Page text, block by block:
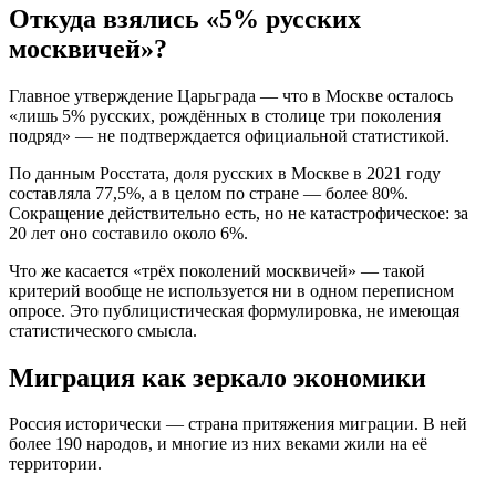
Откуда взялись «5% русских
москвичей»?
Главное утверждение Царьграда — что в Москве осталось
«лишь 5% русских, рождённых в столице три поколения
подряд» — не подтверждается официальной статистикой.
По данным Росстата, доля русских в Москве в 2021 году
составляла 77,5%, а в целом по стране — более 80%.
Сокращение действительно есть, но не катастрофическое: за
20 лет оно составило около 6%.
Что же касается «трёх поколений москвичей» — такой
критерий вообще не используется ни в одном переписном
опросе. Это публицистическая формулировка, не имеющая
статистического смысла.
Миграция как зеркало экономики
Россия исторически — страна притяжения миграции. В ней
более 190 народов, и многие из них веками жили на её
территории.